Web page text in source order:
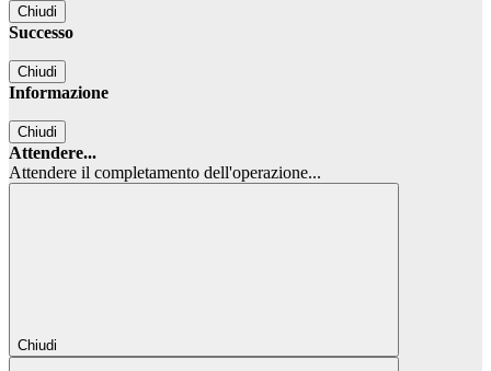
Chiudi
Successo
Chiudi
Informazione
Chiudi
Attendere...
Attendere il completamento dell'operazione...
Chiudi